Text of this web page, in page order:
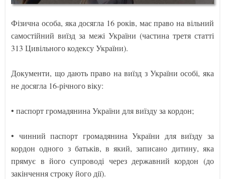
Фізична особа, яка досягла 16 років, має право на вільний
самостійний виїзд за межі України (частина третя статті
313 Цивільного кодексу України).
Документи, що дають право на виїзд з України особі, яка
не досягла 16-річного віку:
• паспорт громадянина України для виїзду за кордон;
• чинний паспорт громадянина України для виїзду за
кордон одного з батьків, в який, записано дитину, яка
прямує в його супроводі через державний кордон (до
закінчення строку його дії).